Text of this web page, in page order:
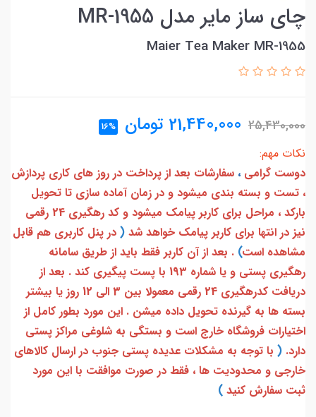
چای ساز مایر مدل MR-1955
Maier Tea Maker MR-1955
25,430,000
21,440,000 تومان 16%
نکات مهم:
دوست گرامی ، سفارشات بعد از پرداخت در روز های کاری پردازش
، تست و بسته بندی میشود و در زمان آماده سازی تا تحویل
بارکد ، مراحل برای کاربر پیامک میشود و کد رهگیری 24 رقمی
نیز در انتها برای کاربر پیامک خواهد شد ( در پنل کاربری هم قابل
مشاهده است) . بعد از آن کاربر فقط باید از طریق سامانه
رهگیری پستی و یا شماره 193 با پست پیگیری کند . بعد از
دریافت کدرهگیری 24 رقمی معمولا بین 3 الی 12 روز یا بیشتر
بسته ها به گیرنده تحویل داده میشن . این مورد بطور کامل از
اختیارات فروشگاه خارج است و بستگی به شلوغی مراکز پستی
دارد. ( با توجه به مشکلات عدیده پستی جنوب در ارسال کالاهای
خارجی و محدودیت ها ، فقط در صورت موافقت با این مورد
ثبت سفارش کنید )